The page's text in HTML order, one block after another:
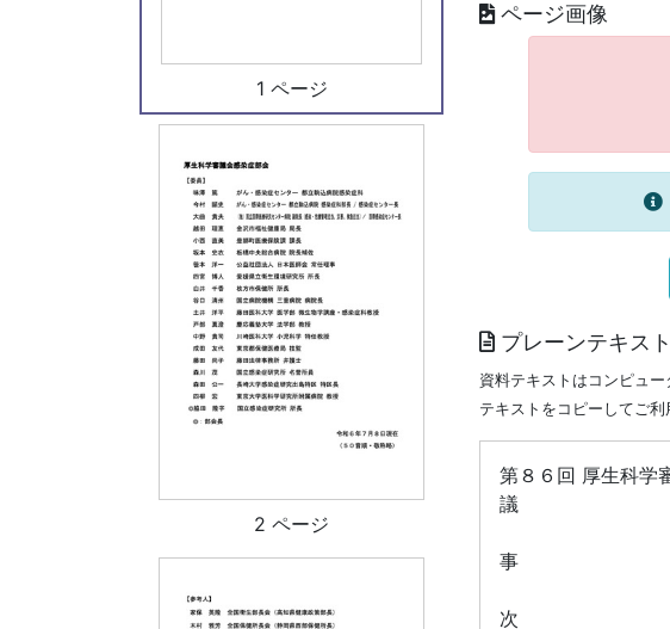
1 ページ
2 ページ
ページ画像
プレーンテキスト
資料テキストはコンピュ
テキストをコピーしてご利
第８６回 厚生科学
議
事
次